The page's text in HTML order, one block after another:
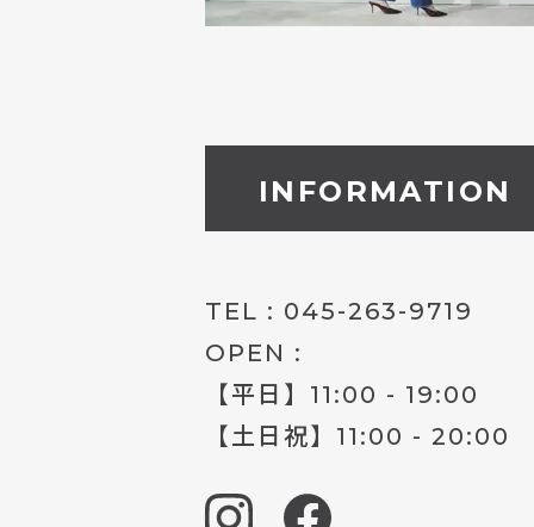
INFORMATION
TEL : 045-263-9719
OPEN :
【平日】11:00 - 19:00
【土日祝】11:00 - 20:00